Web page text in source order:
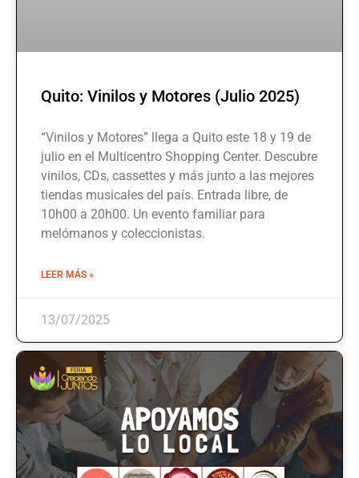
Quito: Vinilos y Motores (Julio 2025)
“Vinilos y Motores” llega a Quito este 18 y 19 de
julio en el Multicentro Shopping Center. Descubre
vinilos, CDs, cassettes y más junto a las mejores
tiendas musicales del país. Entrada libre, de
10h00 a 20h00. Un evento familiar para
melómanos y coleccionistas.
LEER MÁS »
13/07/2025